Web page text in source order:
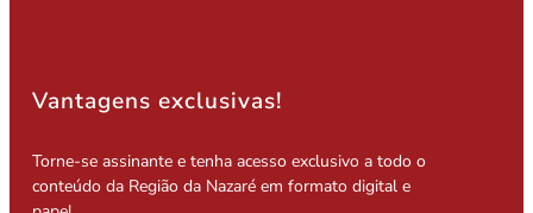
Vantagens exclusivas!
Torne-se assinante e tenha acesso exclusivo a todo o
conteúdo da Região da Nazaré em formato digital e